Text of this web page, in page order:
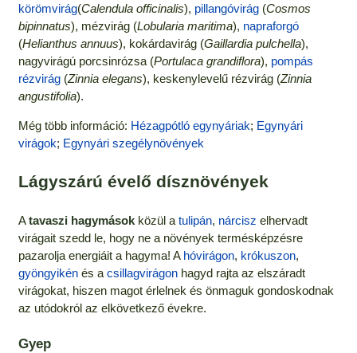
körömvirág(Calendula officinalis), pillangóvirág(Cosmos
bipinnatus), mézvirág (Lobularia maritima), napraforgó
(Helianthus annuus), kokárdavirág (Gaillardia pulchella),
nagyvirágú porcsinrózsa (Portulaca grandiflora), pompás
rézvirág(Zinnia elegans), keskenylevelű rézvirág (Zinnia
angustifolia).
Még több információ: Hézagpótló egynyáriak; Egynyári
virágok; Egynyári szegélynövények
Lágyszárú évelő dísznövények
Atavaszi hagymások közül atulipán, nárcisz elhervadt
virágait szedd le, hogy ne a növények termésképzésre
pazarolja energiáit a hagyma! A hóvirágon, krókuszon,
gyöngyikénés a csillagvirágonhagyd rajta az elszáradt
virágokat, hiszen magot érlelnek és önmaguk gondoskodnak
az utódokról az elkövetkező évekre.
Gyep